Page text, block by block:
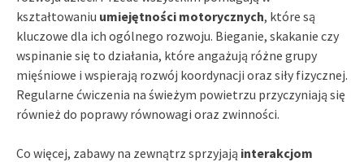
kształtowaniu umiejętności motorycznych, które są
kluczowe dla ich ogólnego rozwoju. Bieganie, skakanie czy
wspinanie się to działania, które angażują różne grupy
mięśniowe i wspierają rozwój koordynacji oraz siły fizycznej.
Regularne ćwiczenia na świeżym powietrzu przyczyniają się
również do poprawy równowagi oraz zwinności.
Co więcej, zabawy na zewnątrz sprzyjają interakcjom